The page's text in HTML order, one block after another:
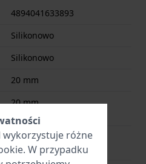
4894041633893
Silikonowo
Silikonowo
20 mm
20 mm
20 mm
różne
. W przypadku